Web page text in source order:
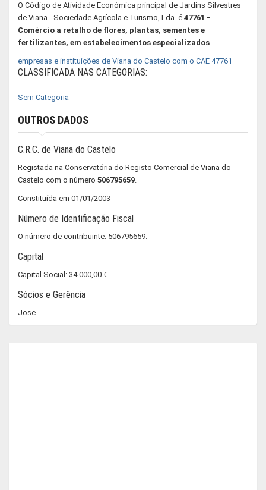
O Código de Atividade Económica principal de Jardins Silvestres
de Viana - Sociedade Agrícola e Turismo, Lda. é 47761 -
Comércio a retalho de flores, plantas, sementes e
fertilizantes, em estabelecimentos especializados.
empresas e instituições de Viana do Castelo com o CAE 47761
CLASSIFICADA NAS CATEGORIAS:
Sem Categoria
OUTROS DADOS
C.R.C. de Viana do Castelo
Registada na Conservatória do Registo Comercial de Viana do
Castelo com o número 506795659.
Constituída em 01/01/2003
Número de Identificação Fiscal
O número de contribuinte: 506795659.
Capital
Capital Social: 34 000,00 €
Sócios e Gerência
Jose...